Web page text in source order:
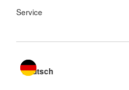
Service
Sprache wechseln zu